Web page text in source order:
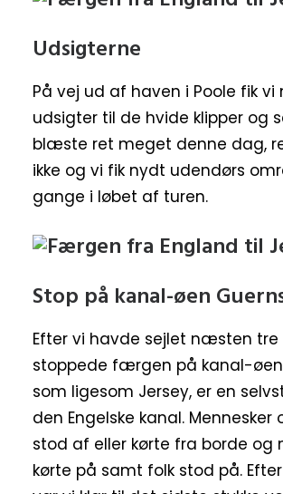
Udsigterne
På vej ud af haven i Poole fik vi
udsigter til de hvide klipper og
blæste ret meget denne dag,
ikke og vi fik nydt udendørs
gange i løbet af turen.
Stop på kanal-øen
Efter vi havde sejlet næsten
stoppede færgen på kanal-
som ligesom Jersey, er en
den Engelske kanal. Mennesker
stod af eller kørte fra borde og
kørte på samt folk stod på.